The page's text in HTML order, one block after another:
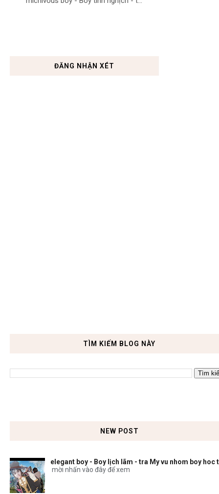
ĐĂNG NHẬN XÉT
TÌM KIẾM BLOG NÀY
NEW POST
elegant boy - Boy lịch lãm - tra My vu nhom boy hoc
mời nhấn vào đây để xem